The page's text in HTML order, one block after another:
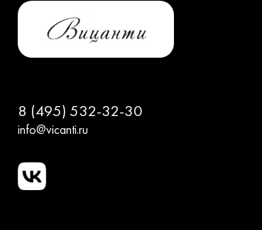
8 (495) 532-32-30
info@vicanti.ru